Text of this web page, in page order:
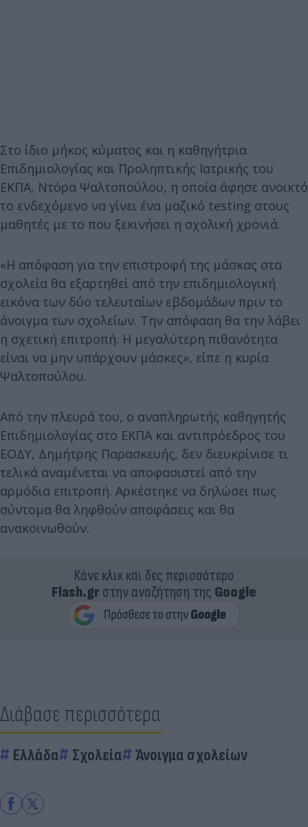
Στο ίδιο μήκος κύματος και η καθηγήτρια
Επιδημιολογίας και Προληπτικής Ιατρικής του
ΕΚΠΑ, Ντόρα Ψαλτοπούλου, η οποία άφησε ανοικτό
το ενδεχόμενο να γίνει ένα μαζικό testing στους
μαθητές με το που ξεκινήσει η σχολική χρονιά.
«Η απόφαση για την επιστροφή της μάσκας στα
σχολεία θα εξαρτηθεί από την επιδημιολογική
εικόνα των δύο τελευταίων εβδομάδων πριν το
άνοιγμα των σχολείων. Την απόφαση θα την λάβει
η σχετική επιτροπή. Η μεγαλύτερη πιθανότητα
είναι να μην υπάρχουν μάσκες», είπε η κυρία
Ψαλτοπούλου.
Από την πλευρά του, ο αναπληρωτής καθηγητής
Επιδημιολογίας στο ΕΚΠΑ και αντιπρόεδρος του
ΕΟΔΥ, Δημήτρης Παρασκευής, δεν διευκρίνισε τι
τελικά αναμένεται να αποφασιστεί από την
αρμόδια επιτροπή. Αρκέστηκε να δηλώσει πως
σύντομα θα ληφθούν αποφάσεις και θα
ανακοινωθούν.
Κάνε κλικ και δες περισσότερο
Flash.grστην αναζήτηση της Google
Διάβασε περισσότερα
Ελλάδα Σχολεία Άνοιγμα σχολείων